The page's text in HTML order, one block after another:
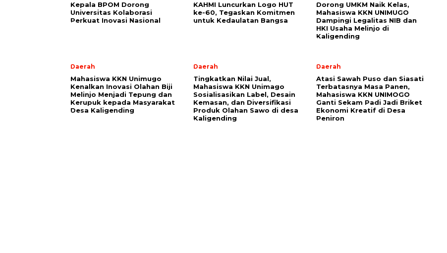
Kepala BPOM Dorong
Universitas Kolaborasi
Perkuat Inovasi Nasional
KAHMI Luncurkan Logo HUT
ke-60, Tegaskan Komitmen
untuk Kedaulatan Bangsa
Dorong UMKM Naik Kelas,
Mahasiswa KKN UNIMUGO
Dampingi Legalitas NIB dan
HKI Usaha Melinjo di
Kaligending
Daerah
Mahasiswa KKN Unimugo
Kenalkan Inovasi Olahan Biji
Melinjo Menjadi Tepung dan
Kerupuk kepada Masyarakat
Desa Kaligending
Daerah
Tingkatkan Nilai Jual,
Mahasiswa KKN Unimago
Sosialisasikan Label, Desain
Kemasan, dan Diversifikasi
Produk Olahan Sawo di desa
Kaligending
Daerah
Atasi Sawah Puso dan Siasati
Terbatasnya Masa Panen,
Mahasiswa KKN UNIMOGO
Ganti Sekam Padi Jadi Briket
Ekonomi Kreatif di Desa
Peniron